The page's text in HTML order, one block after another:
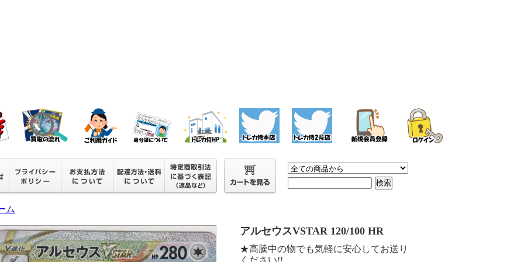
ム
アルセウスVSTAR 120/100 HR
★高騰中の物でも気軽に安心してお送り
ください!!